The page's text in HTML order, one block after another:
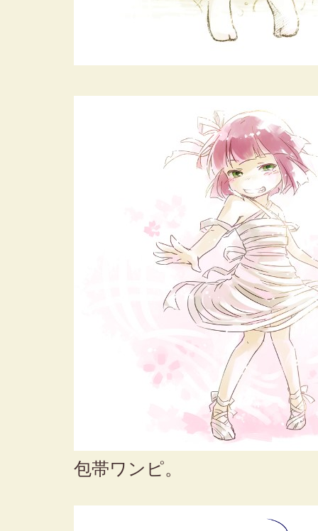
包帯ワンピ。